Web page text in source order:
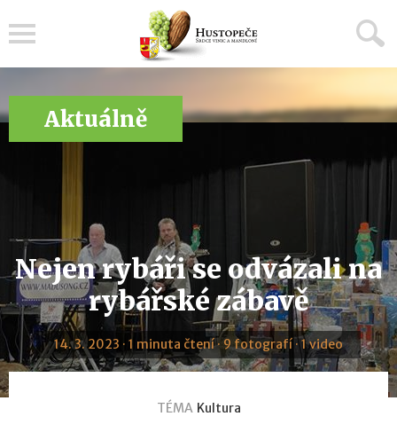
Aktuálně
Nejen rybáři se odvázali na
rybářské zábavě
14. 3. 2023 · 1 minuta čtení · 9 fotografí · 1 video
TÉMA Kultura